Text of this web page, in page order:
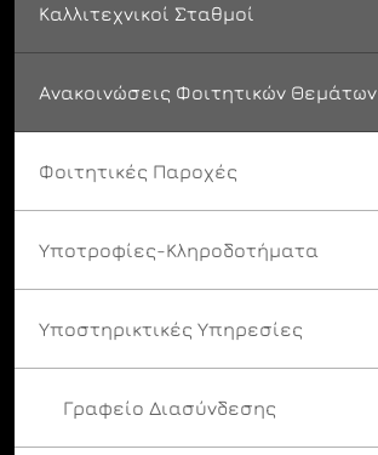
Καλλιτεχνικοί Σταθμοί
Ανακοινώσεις Φοιτητικών Θεμάτων
Φοιτητικές Παροχές
Υποτροφίες-Κληροδοτήματα
Υποστηρικτικές Υπηρεσίες
Γραφείο Διασύνδεσης